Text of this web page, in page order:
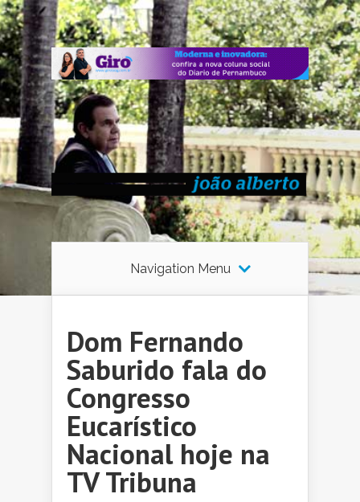
Navigation Menu
Dom Fernando
Saburido fala do
Congresso
Eucarístico
Nacional hoje na
TV Tribuna